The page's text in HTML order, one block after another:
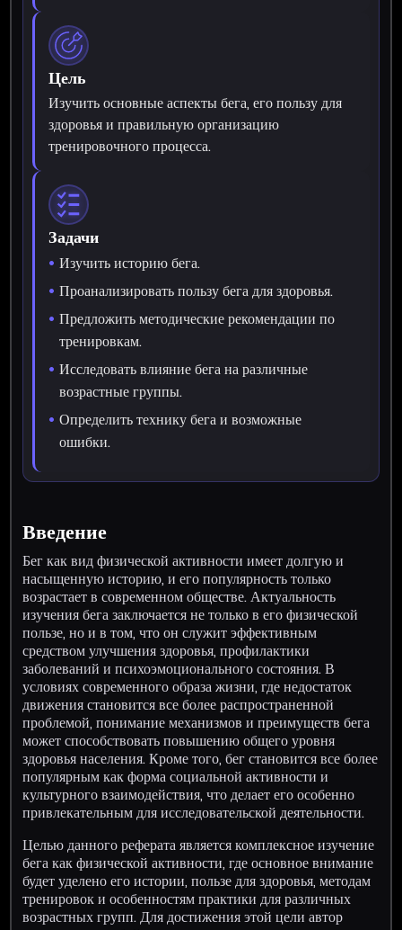
Цель
Изучить основные аспекты бега, его пользу для
здоровья и правильную организацию
тренировочного процесса.
Задачи
Изучить историю бега.
Проанализировать пользу бега для здоровья.
Предложить методические рекомендации по
тренировкам.
Исследовать влияние бега на различные
возрастные группы.
Определить технику бега и возможные
ошибки.
Введение
Бег как вид физической активности имеет долгую и
насыщенную историю, и его популярность только
возрастает в современном обществе. Актуальность
изучения бега заключается не только в его физической
пользе, но и в том, что он служит эффективным
средством улучшения здоровья, профилактики
заболеваний и психоэмоционального состояния. В
условиях современного образа жизни, где недостаток
движения становится все более распространенной
проблемой, понимание механизмов и преимуществ бега
может способствовать повышению общего уровня
здоровья населения. Кроме того, бег становится все более
популярным как форма социальной активности и
культурного взаимодействия, что делает его особенно
привлекательным для исследовательской деятельности.
Целью данного реферата является комплексное изучение
бега как физической активности, где основное внимание
будет уделено его истории, пользе для здоровья, методам
тренировок и особенностям практики для различных
возрастных групп. Для достижения этой цели автор